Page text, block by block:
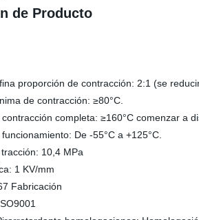
de Producto
proporción de contracción: 2:1 (se
de contracción: ≥80°C.
completa: ≥160°C comenzar a
De -55°C a +125°C.
10,4 MPa
1 KV/mm
Fabricación